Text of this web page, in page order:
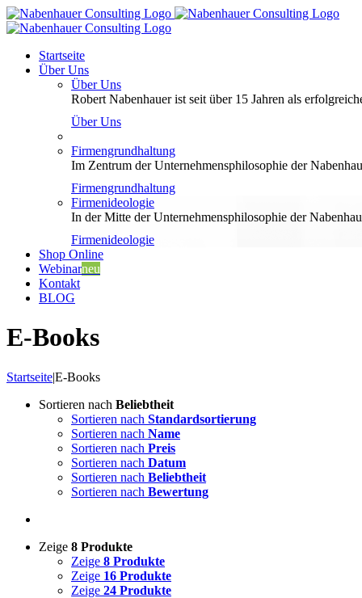
Zum
Inhalt
Startseite
Über Uns
Über Uns
Robert Nabenhauer ist seit über 15 Jahren als
Über Uns
Firmengrundhaltung
Im Zentrum der Unternehmensphilosophie der
Firmengrundhaltung
Firmenideologie
In der Mitte der Unternehmensphilosophie der
Firmenideologie
Shop Online
Webinarneu
Kontakt
BLOG
E-Books
Startseite|E-Books
Sortieren nach Beliebtheit
Sortieren nach Standardsortierung
Sortieren nach Name
Sortieren nach Preis
Sortieren nach Datum
Sortieren nach Beliebtheit
Sortieren nach Bewertung
Zeige 8 Produkte
Zeige 8 Produkte
Zeige 16 Produkte
Zeige 24 Produkte